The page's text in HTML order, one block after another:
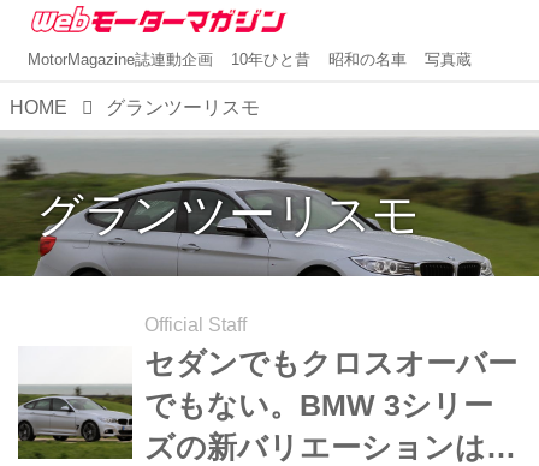
MotorMagazine誌連動企画 10年ひと昔 昭和の名車 写真蔵
HOME グランツーリスモ
グランツーリスモ
Official Staff
セダンでもクロスオーバー
でもない。BMW 3シリー
ズの新バリエーションは、